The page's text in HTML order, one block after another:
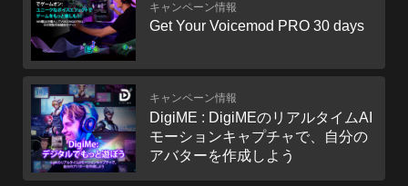
キャンペーン情報
Get Your Voicemod PRO 30 days
キャンペーン情報
DigiME : DigiMEのリアルタイムAI
モーションキャプチャで、自分の
アバターを作成しよう